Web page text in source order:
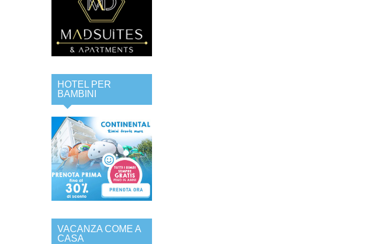
HOTEL PER
BAMBINI
VACANZA COME A
CASA